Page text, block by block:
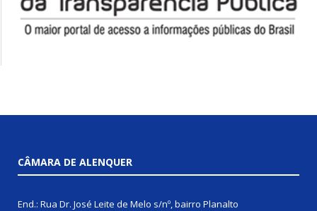
CÂMARA DE ALENQUER
End.: Rua Dr. José Leite de Melo s/nº, bairro Planalto